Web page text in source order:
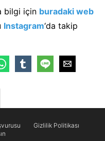
bilgi için buradaki web
Instagram‘da takip
Gizlilik Politikası